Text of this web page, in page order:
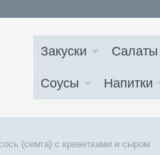
Закуски Салаты
Соусы Напитки
(семга) с креветками и сыром